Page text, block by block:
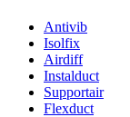
Antivib
Isolfix
Airdiff
Instalduct
Supportair
Flexduct